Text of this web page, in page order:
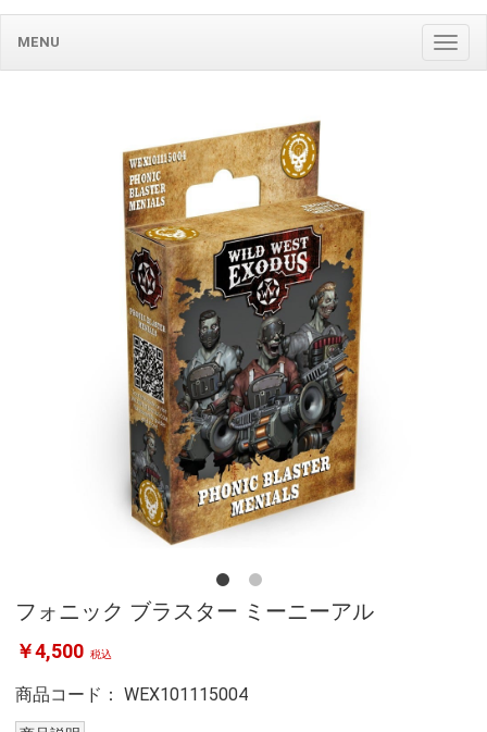
MENU
フォニック ブラスター ミーニーアル
￥4,500 税込
商品コード： WEX101115004